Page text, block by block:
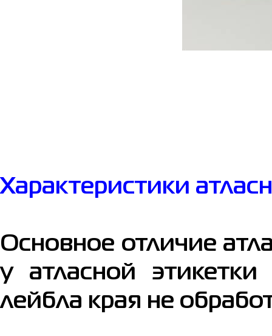
Характеристики
Основное отличие
у атласной
лейбла края не